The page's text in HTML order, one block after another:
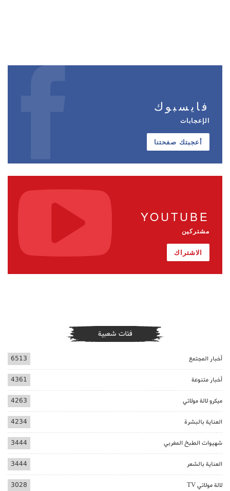
فايسبوك
الإعجابات
أعجبتك صفحتنا
YOUTUBE
مشتركين
الاشتراك
فئات شعبية
أخبار المجتمع 6513
أخبار متنوعة 4361
ميكرو لالة مولاتي 4263
العناية بالبشرة 4234
شهيوات الطبخ المغربي 3444
العناية بالشعر 3444
لالة مولاتي TV 3028